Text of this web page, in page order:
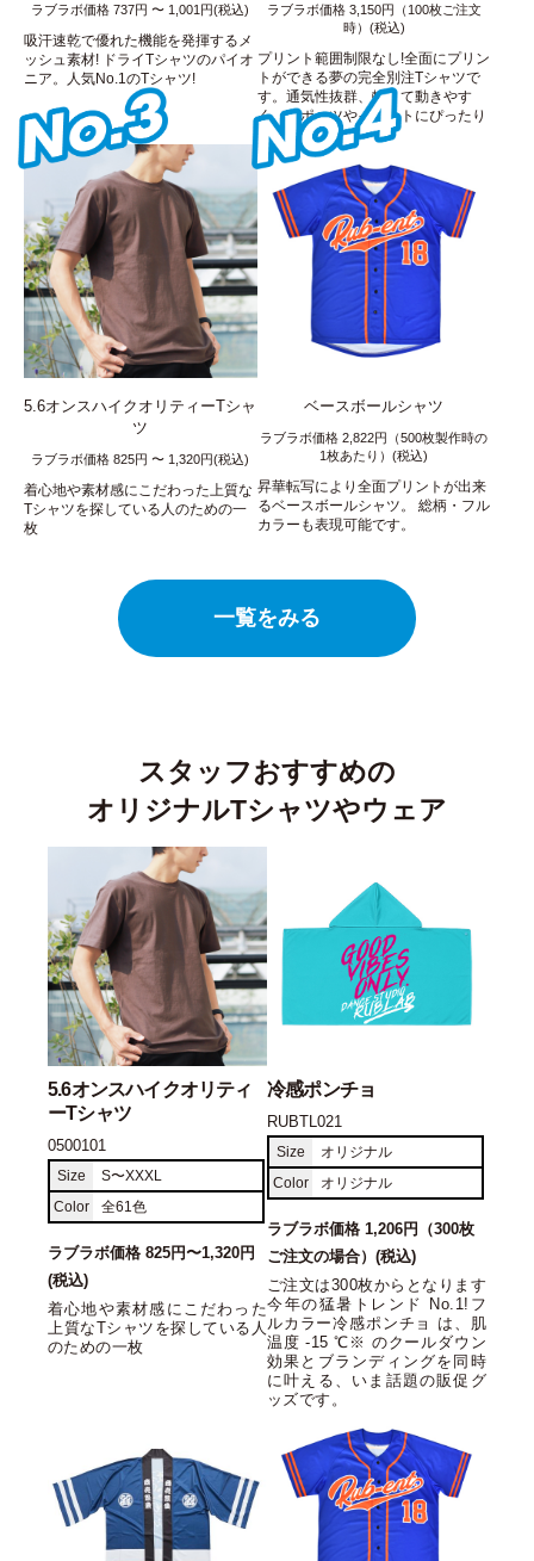
ラブラボ価格 737円 〜 1,001円(税込)
吸汗速乾で優れた機能を発揮するメ
ッシュ素材! ドライTシャツのパイオ
ニア。人気No.1のTシャツ!
ラブラボ価格 3,150円（100枚ご注文
時）(税込)
プリント範囲制限なし!全面にプリン
トができる夢の完全別注Tシャツで
す。通気性抜群、軽くて動きやす
く、スポーツやイベントにぴったり
です!
5.6オンスハイクオリティーTシャ
ツ
ラブラボ価格 825円 〜 1,320円(税込)
着心地や素材感にこだわった上質な
Tシャツを探している人のための一
枚
ベースボールシャツ
ラブラボ価格 2,822円（500枚製作時の
1枚あたり）(税込)
昇華転写により全面プリントが出来
るベースボールシャツ。 総柄・フル
カラーも表現可能です。
一覧をみる
スタッフおすすめの
オリジナルTシャツやウェア
5.6オンスハイクオリティ
ーTシャツ
0500101
Size
S〜XXXL
Color
全61色
ラブラボ価格 825円〜1,320円
(税込)
着心地や素材感にこだわった
上質なTシャツを探している人
のための一枚
冷感ポンチョ
RUBTL021
Size
オリジナル
Color
オリジナル
ラブラボ価格 1,206円（300枚
ご注文の場合）(税込)
ご注文は300枚からとなります
今年の猛暑トレンド No.1!フ
ルカラー冷感ポンチョ は、肌
温度 -15 ℃※ のクールダウン
効果とブランディングを同時
に叶える、いま話題の販促グ
ッズです。